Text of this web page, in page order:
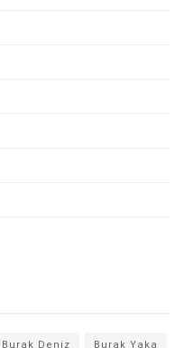
Burak Deniz
Burak Yaka